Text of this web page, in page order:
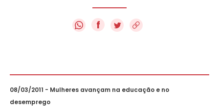
f
08/03/2011 - Mulheres avançam na educação e no
desemprego